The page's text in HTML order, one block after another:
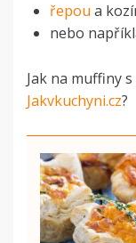
řepou a
nebo
Jak na muffiny
Jakvkuchyni.cz?